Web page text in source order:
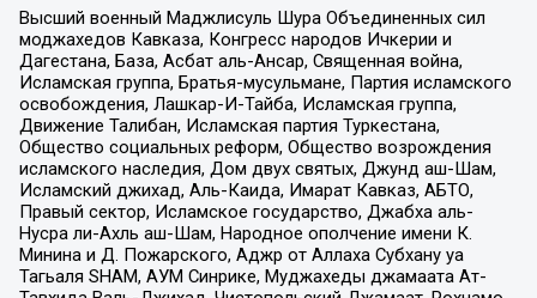
Высший военный Маджлисуль Шура Объединенных сил
моджахедов Кавказа, Конгресс народов Ичкерии и
Дагестана, База, Асбат аль-Ансар, Священная война,
Исламская группа, Братья-мусульмане, Партия исламского
освобождения, Лашкар-И-Тайба, Исламская группа,
Движение Талибан, Исламская партия Туркестана,
Общество социальных реформ, Общество возрождения
исламского наследия, Дом двух святых, Джунд аш-Шам,
Исламский джихад, Аль-Каида, Имарат Кавказ, АБТО,
Правый сектор, Исламское государство, Джабха аль-
Нусра ли-Ахль аш-Шам, Народное ополчение имени К.
Минина и Д. Пожарского, Аджр от Аллаха Субхану уа
Тагьаля SHAM, АУМ Синрике, Муджахеды джамаата Ат-